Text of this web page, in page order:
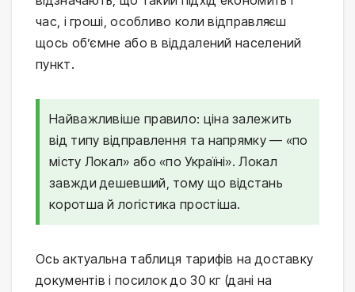
час, і гроші, особливо коли відправляєш
щось об’ємне або в віддалений населений
пункт.
Найважливіше правило: ціна залежить
від типу відправлення та напрямку — «по
місту Локал» або «по Україні». Локал
завжди дешевший, тому що відстань
коротша й логістика простіша.
Ось актуальна таблиця тарифів на доставку
документів і посилок до 30 кг (дані на